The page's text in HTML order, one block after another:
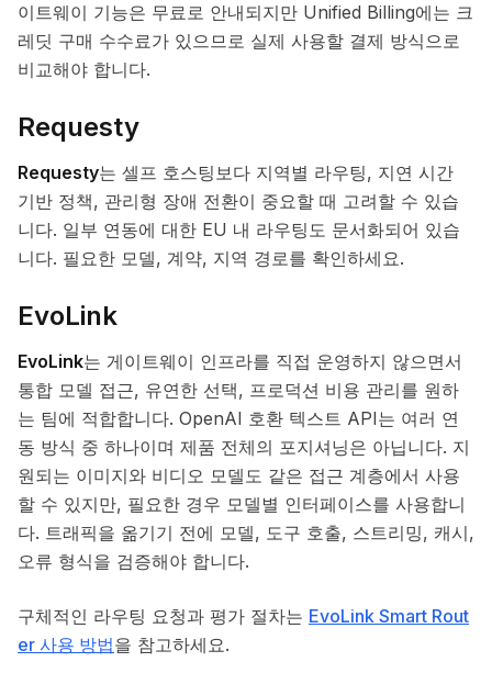
이트웨이 기능은 무료로 안내되지만 Unified Billing에는 크
레딧 구매 수수료가 있으므로 실제 사용할 결제 방식으로
비교해야 합니다.
Requesty
Requesty는 셀프 호스팅보다 지역별 라우팅, 지연 시간
기반 정책, 관리형 장애 전환이 중요할 때 고려할 수 있습
니다. 일부 연동에 대한 EU 내 라우팅도 문서화되어 있습
니다. 필요한 모델, 계약, 지역 경로를 확인하세요.
EvoLink
EvoLink는 게이트웨이 인프라를 직접 운영하지 않으면서
통합 모델 접근, 유연한 선택, 프로덕션 비용 관리를 원하
는 팀에 적합합니다. OpenAI 호환 텍스트 API는 여러 연
동 방식 중 하나이며 제품 전체의 포지셔닝은 아닙니다. 지
원되는 이미지와 비디오 모델도 같은 접근 계층에서 사용
할 수 있지만, 필요한 경우 모델별 인터페이스를 사용합니
다. 트래픽을 옮기기 전에 모델, 도구 호출, 스트리밍, 캐시,
오류 형식을 검증해야 합니다.
구체적인 라우팅 요청과 평가 절차는 EvoLink Smart Rout
er 사용 방법을 참고하세요.